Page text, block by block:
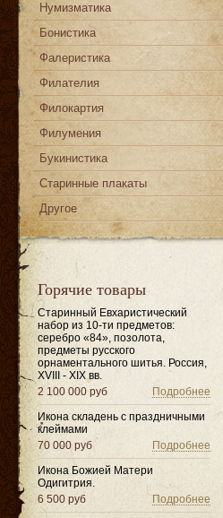
Нумизматика
Бонистика
Фалеристика
Филателия
Филокартия
Филумения
Букинистика
Старинные плакаты
Другое
Горячие товары
Старинный Евхаристический
набор из 10-ти предметов:
серебро «84», позолота,
предметы русского
орнаментального шитья. Россия,
XVIII - XIX вв.
Подробнее
2 100 000 руб
Икона складень с праздничными
клеймами
Подробнее
70 000 руб
Икона Божией Матери
Одигитрия.
Подробнее
6 500 руб